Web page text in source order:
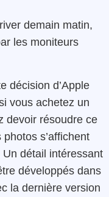
demain matin,
les moniteurs
décision d’Apple
vous achetez un
devoir résoudre ce
s’affichent
détail intéressant
développés dans
la dernière version